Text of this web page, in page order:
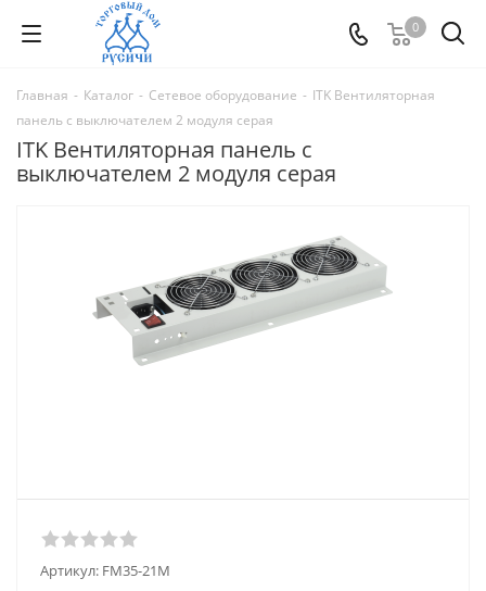
0
Главная - Каталог - Сетевое оборудование - ITK Вентиляторная
панель с выключателем 2 модуля серая
ITK Вентиляторная панель с
выключателем 2 модуля серая
Артикул: FM35-21M